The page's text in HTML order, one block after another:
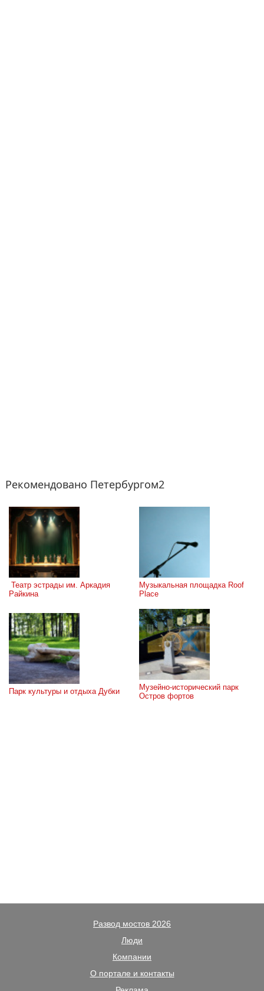
Рекомендовано Петербургом2
Райкина
Музыкальная площадка Roof
Place
Парк культуры и отдыха Дубки
Музейно-исторический парк
Остров фортов
Развод мостов 2026
Люди
Компании
О портале и контакты